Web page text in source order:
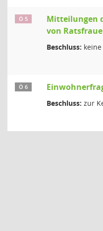
Ö 5
Mitteilungen
von
Beschluss: keine
Ö 6
Beschluss: zur